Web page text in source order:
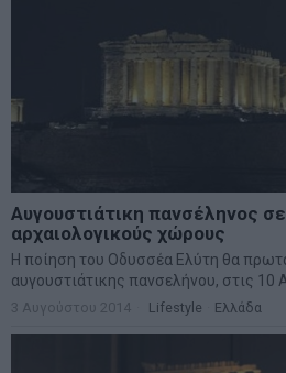
Αυγουστιάτικη πανσέληνος
αρχαιολογικούς χώρους
Η ποίηση του Οδυσσέα Ελύτη θα
αυγουστιάτικης πανσελήνου, στις 10
3 Αυγούστου 2014 Lifestyle Ελλάδα